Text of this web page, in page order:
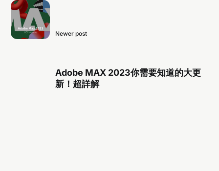
Newer post
Adobe MAX 2023你需要知道的大更
新！超詳解